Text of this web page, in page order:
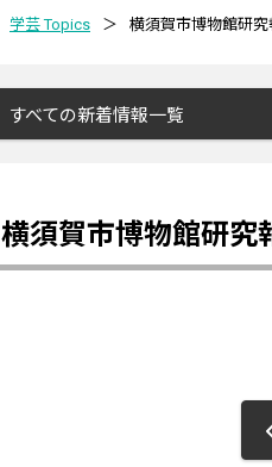
学芸 Topics ＞ 横須賀市博物館研究
すべての新着情報一覧
横須賀市博物館研究